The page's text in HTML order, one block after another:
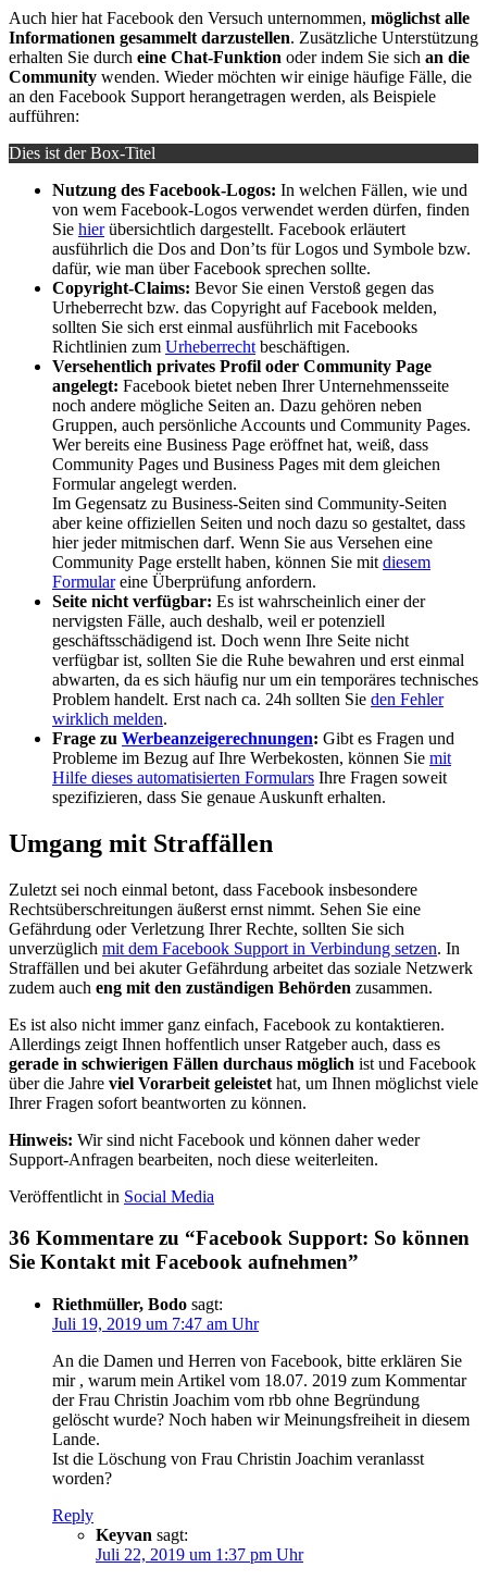
Auch hier hat Facebook den Versuch unternommen, möglichst alle
Informationen gesammelt darzustellen. Zusätzliche Unterstützung
erhalten Sie durch eine Chat-Funktion oder indem Sie sich an die
Community wenden. Wieder möchten wir einige häufige Fälle, die
an den Facebook Support herangetragen werden, als Beispiele
aufführen:
Dies ist der Box-Titel
Nutzung des Facebook-Logos: In welchen Fällen, wie und
von wem Facebook-Logos verwendet werden dürfen, finden
Sie hierübersichtlich dargestellt. Facebook erläutert
ausführlich die Dos and Don’ts für Logos und Symbole bzw.
dafür, wie man über Facebook sprechen sollte.
Copyright-Claims: Bevor Sie einen Verstoß gegen das
Urheberrecht bzw. das Copyright auf Facebook melden,
sollten Sie sich erst einmal ausführlich mit Facebooks
Richtlinien zum Urheberrecht beschäftigen.
Versehentlich privates Profil oder Community Page
angelegt: Facebook bietet neben Ihrer Unternehmensseite
noch andere mögliche Seiten an. Dazu gehören neben
Gruppen, auch persönliche Accounts und Community Pages.
Wer bereits eine Business Page eröffnet hat, weiß, dass
Community Pages und Business Pages mit dem gleichen
Formular angelegt werden.
Im Gegensatz zu Business-Seiten sind Community-Seiten
aber keine offiziellen Seiten und noch dazu so gestaltet, dass
hier jeder mitmischen darf. Wenn Sie aus Versehen eine
Community Page erstellt haben, können Sie mit diesem
Formulareine Überprüfung anfordern.
Seite nicht verfügbar: Es ist wahrscheinlich einer der
nervigsten Fälle, auch deshalb, weil er potenziell
geschäftsschädigend ist. Doch wenn Ihre Seite nicht
verfügbar ist, sollten Sie die Ruhe bewahren und erst einmal
abwarten, da es sich häufig nur um ein temporäres technisches
Problem handelt. Erst nach ca. 24h sollten Sie den Fehler
wirklich melden.
Frage zu Werbeanzeigerechnungen: Gibt es Fragen und
Probleme im Bezug auf Ihre Werbekosten, können Sie mit
Hilfe dieses automatisierten Formulars Ihre Fragen soweit
spezifizieren, dass Sie genaue Auskunft erhalten.
Umgang mit Straffällen
Zuletzt sei noch einmal betont, dass Facebook insbesondere
Rechtsüberschreitungen äußerst ernst nimmt. Sehen Sie eine
Gefährdung oder Verletzung Ihrer Rechte, sollten Sie sich
unverzüglich mit dem Facebook Support in Verbindung setzen. In
Straffällen und bei akuter Gefährdung arbeitet das soziale Netzwerk
zudem auch eng mit den zuständigen Behörden zusammen.
Es ist also nicht immer ganz einfach, Facebook zu kontaktieren.
Allerdings zeigt Ihnen hoffentlich unser Ratgeber auch, dass es
gerade in schwierigen Fällen durchaus möglich ist und Facebook
über die Jahre viel Vorarbeit geleistet hat, um Ihnen möglichst viele
Ihrer Fragen sofort beantworten zu können.
Hinweis: Wir sind nicht Facebook und können daher weder
Support-Anfragen bearbeiten, noch diese weiterleiten.
Veröffentlicht in Social Media
36 Kommentare zu “Facebook Support: So können
Sie Kontakt mit Facebook aufnehmen”
Riethmüller, Bodo sagt:
Juli 19, 2019 um 7:47 am Uhr
An die Damen und Herren von Facebook, bitte erklären Sie
mir , warum mein Artikel vom 18.07. 2019 zum Kommentar
der Frau Christin Joachim vom rbb ohne Begründung
gelöscht wurde? Noch haben wir Meinungsfreiheit in diesem
Lande.
Ist die Löschung von Frau Christin Joachim veranlasst
worden?
Reply
Keyvan sagt:
Juli 22, 2019 um 1:37 pm Uhr